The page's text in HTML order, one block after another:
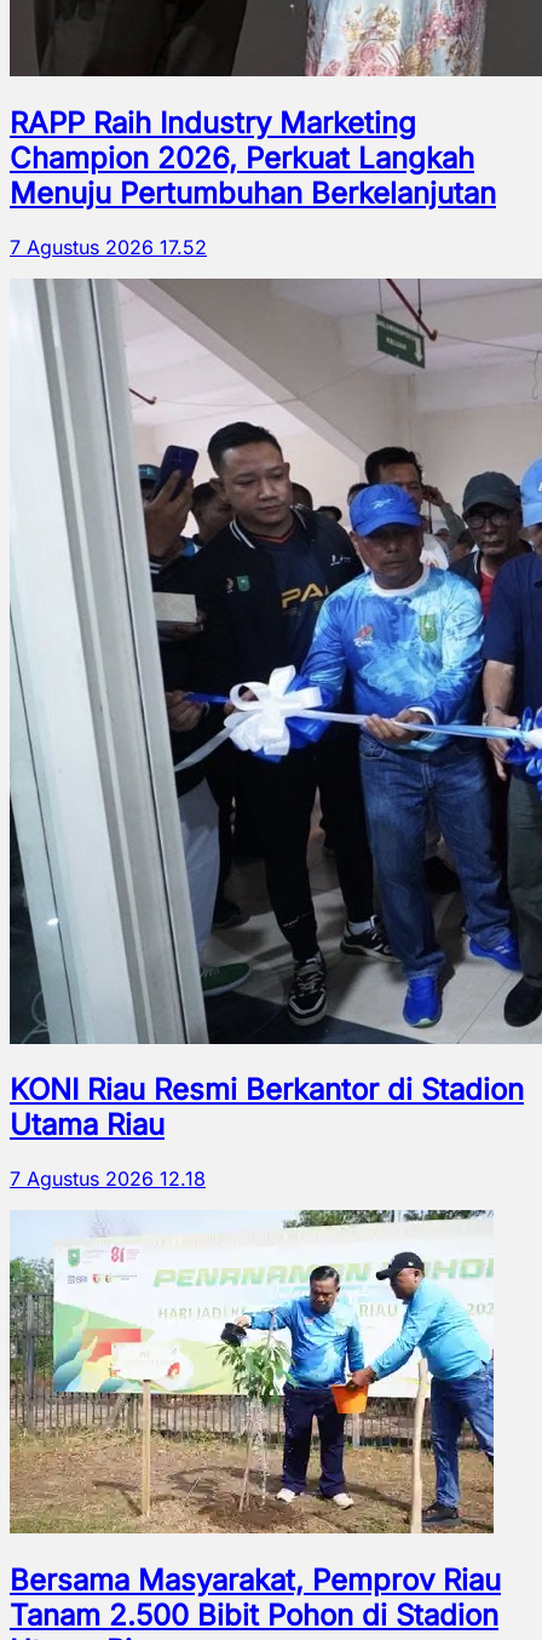
RAPP Raih Industry Marketing
Champion 2026, Perkuat Langkah
Menuju Pertumbuhan Berkelanjutan
7 Agustus 2026 17.52
KONI Riau Resmi Berkantor di Stadion
Utama Riau
7 Agustus 2026 12.18
Bersama Masyarakat, Pemprov Riau
Tanam 2.500 Bibit Pohon di Stadion